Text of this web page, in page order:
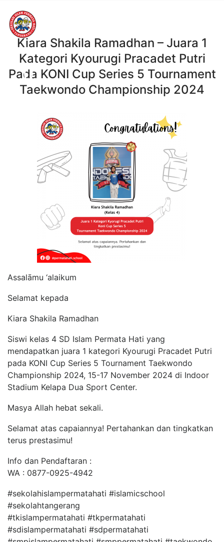
Kiara Shakila Ramadhan – Juara 1
Kategori Kyourugi Pracadet Putri
Pada KONI Cup Series 5 Tournament
Taekwondo Championship 2024
01
Assalāmu ‘alaikum
Selamat kepada
Kiara Shakila Ramadhan
Siswi kelas 4 SD Islam Permata Hati yang
mendapatkan juara 1 kategori Kyourugi Pracadet Putri
pada KONI Cup Series 5 Tournament Taekwondo
Championship 2024, 15-17 November 2024 di Indoor
Stadium Kelapa Dua Sport Center.
Masya Allah hebat sekali.
Selamat atas capaiannya! Pertahankan dan tingkatkan
terus prestasimu!
Info dan Pendaftaran :
WA : 0877-0925-4942
#sekolahislampermatahati #islamicschool
#sekolahtangerang
#tkislampermatahati #tkpermatahati
#sdislampermatahati #sdpermatahati